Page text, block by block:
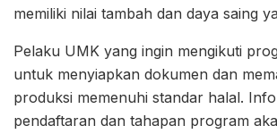
memiliki nilai tambah dan daya saing
Pelaku UMK yang ingin mengikuti
untuk menyiapkan dokumen dan
produksi memenuhi standar halal.
pendaftaran dan tahapan program